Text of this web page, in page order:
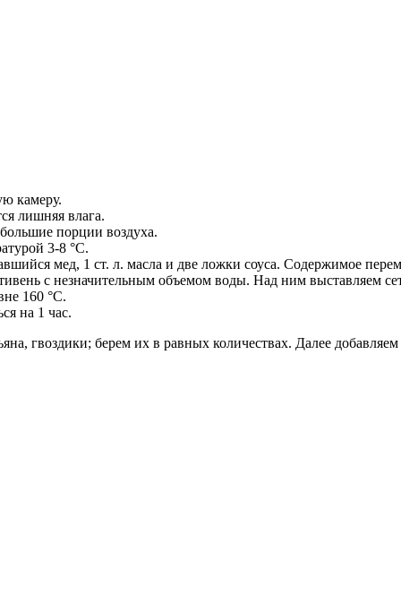
камеру.
лишняя влага.
порции воздуха.
3-8 °C.
мед, 1 ст. л. масла и две ложки соуса. Содержимое
с незначительным объемом воды. Над ним выставляем
160 °C.
на 1 час.
гвоздики; берем их в равных количествах. Далее